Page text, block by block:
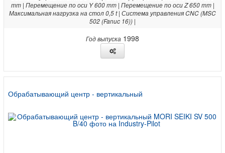
mm | Перемещение по оси Y 600 mm | Перемещение по оси Z 650 mm |
Максимальная нагрузка на стол 0,5 t | Система управления CNC (MSC
502 (Fanuc 16)) |
Год выпуска 1998
Обрабатывающий центр - вертикальный